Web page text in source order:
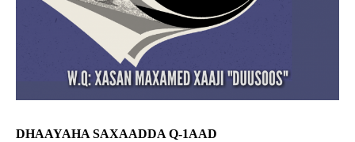
DHAAYAHA SAXAADDA Q-1AAD